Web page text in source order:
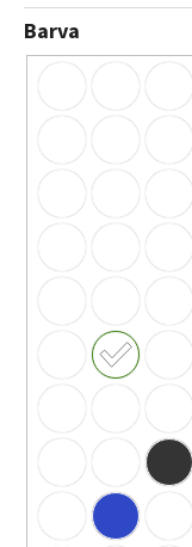
Barva